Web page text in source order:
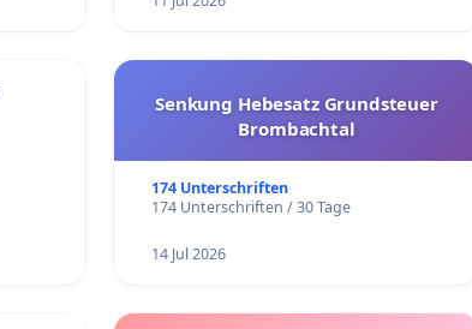
Senkung Hebesatz Grundsteuer
Brombachtal
174 Unterschriften
174 Unterschriften / 30 Tage
14 Jul 2026